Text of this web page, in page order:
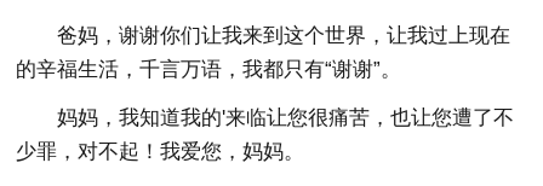
爸妈，谢谢你们让我来到这个世界，让我过上现在
的辛福生活，千言万语，我都只有“谢谢”。
妈妈，我知道我的'来临让您很痛苦，也让您遭了不
少罪，对不起！我爱您，妈妈。